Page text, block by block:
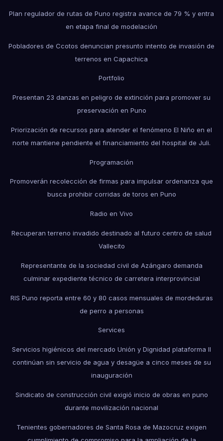
Plan regulador de rutas de Puno registra avance de 79 % y entra
en etapa final de modelación
Pobladores de Ccotos denuncian presunto intento de invasión de
terrenos en Capachica
Portfolio
Presentan 23 danzas en peligro de extinción para promover su
preservación en Puno
Priorización de recursos para atender el fenómeno El Niño en el
norte mantiene pendiente el financiamiento del hospital de Juli.
Programación
Promoverán recolección de firmas para impulsar ordenanza que
busca prohibir corridas de toros en Puno
Radio en Vivo
Recuperan terreno invadido destinado al futuro centro de salud
Vallecito
Representante de la sociedad civil de Azángaro demanda
culminar expediente técnico de carretera interprovincial
RIS Puno reporta entre 60 y 80 casos mensuales de mordeduras
de perro a personas
Services
Servicios higiénicos del mercado Unión y Dignidad plataforma II
continúan sin servicio de agua y desagüe a cinco meses de su
inauguración
Sindicato de construcción civil exigió inicio de obras en puno
durante movilización nacional
Tenientes gobernadores de Santa Rosa de Mazocruz exigen